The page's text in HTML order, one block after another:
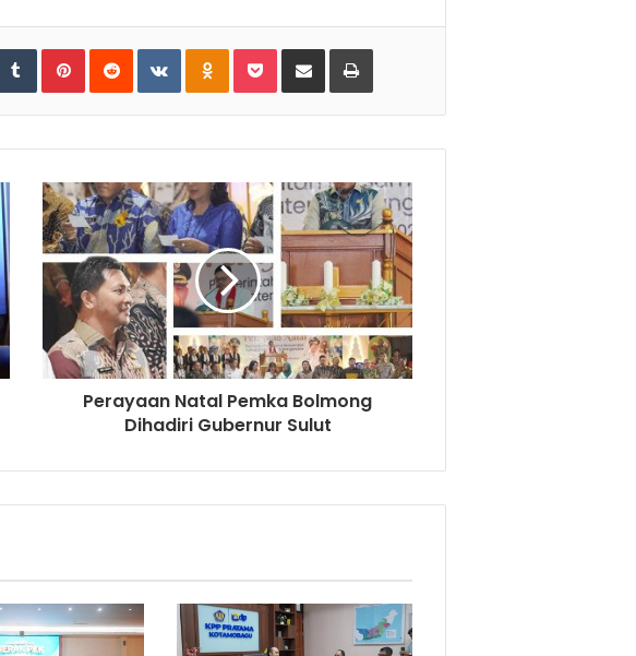
TumblrPinterestReddit VKontakteOdnoklassniki
PocketShare via Email Print
Perayaan Natal Pemka Bolmong
Dihadiri Gubernur Sulut